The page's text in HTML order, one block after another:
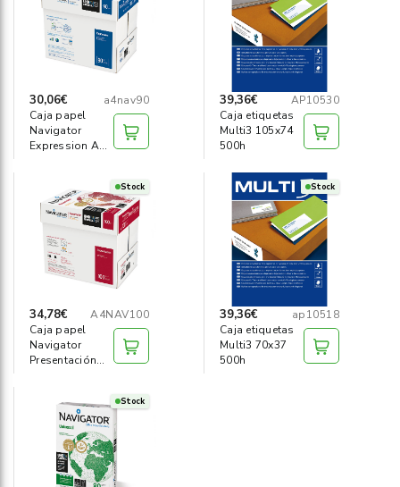
30,06€
a4nav90
Caja papel
Navigator
Expression A4
39,36€
AP10530
Caja etiquetas
Multi3 105x74
500h
Stock
34,78€
A4NAV100
Caja papel
Navigator
Presentación
Stock
39,36€
ap10518
Caja etiquetas
Multi3 70x37
500h
Stock